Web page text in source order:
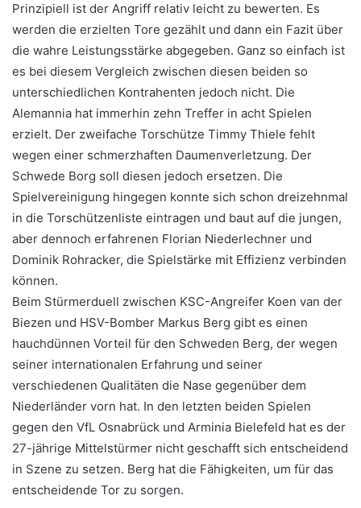
Prinzipiell ist der Angriff relativ leicht zu bewerten. Es
werden die erzielten Tore gezählt und dann ein Fazit über
die wahre Leistungsstärke abgegeben. Ganz so einfach ist
es bei diesem Vergleich zwischen diesen beiden so
unterschiedlichen Kontrahenten jedoch nicht. Die
Alemannia hat immerhin zehn Treffer in acht Spielen
erzielt. Der zweifache Torschütze Timmy Thiele fehlt
wegen einer schmerzhaften Daumenverletzung. Der
Schwede Borg soll diesen jedoch ersetzen. Die
Spielvereinigung hingegen konnte sich schon dreizehnmal
in die Torschützenliste eintragen und baut auf die jungen,
aber dennoch erfahrenen Florian Niederlechner und
Dominik Rohracker, die Spielstärke mit Effizienz verbinden
können.
Beim Stürmerduell zwischen KSC-Angreifer Koen van der
Biezen und HSV-Bomber Markus Berg gibt es einen
hauchdünnen Vorteil für den Schweden Berg, der wegen
seiner internationalen Erfahrung und seiner
verschiedenen Qualitäten die Nase gegenüber dem
Niederländer vorn hat. In den letzten beiden Spielen
gegen den VfL Osnabrück und Arminia Bielefeld hat es der
27-jährige Mittelstürmer nicht geschafft sich entscheidend
in Szene zu setzen. Berg hat die Fähigkeiten, um für das
entscheidende Tor zu sorgen.